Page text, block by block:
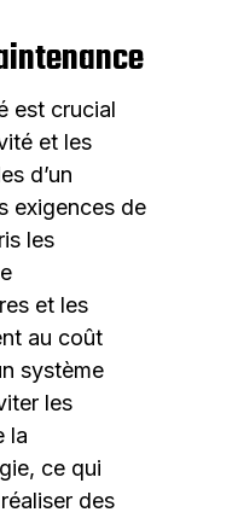
est crucial
et les
d’un
exigences de
les
et les
au coût
système
les
la
ce qui
des